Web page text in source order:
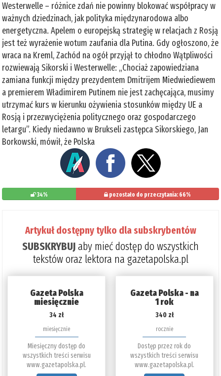
Westerwelle – różnice zdań nie powinny blokować współpracy w
ważnych dziedzinach, jak polityka międzynarodowa albo
energetyczna. Apelem o europejską strategię w relacjach z Rosją
jest też wyrażenie wotum zaufania dla Putina. Gdy ogłoszono, że
wraca na Kreml, Zachód na ogół przyjął to chłodno Wątpliwości
rozwiewają Sikorski i Westerwelle: „Chociaż zapowiedziana
zamiana funkcji między prezydentem Dmitrijem Miedwiediewem
a premierem Władimirem Putinem nie jest zachęcająca, musimy
utrzymać kurs w kierunku ożywienia stosunków między UE a
Rosją i przezwyciężenia politycznego oraz gospodarczego
letargu”. Kiedy niedawno w Brukseli zastępca Sikorskiego, Jan
Borkowski, mówił, że Polska
34% pozostało do przeczytania: 66%
Artykuł dostępny tylko dla subskrybentów
SUBSKRYBUJaby mieć dostęp do wszystkich
tekstów oraz lektora na gazetapolska.pl
Gazeta Polska
miesięcznie
34 zł
miesięcznie
Miesięczny dostęp do
wszystkich treści serwisu
www.gazetapolska.pl.
Gazeta Polska - na
1 rok
340 zł
rocznie
Dostęp przez rok do
wszystkich treści serwisu
www.gazetapolska.pl.